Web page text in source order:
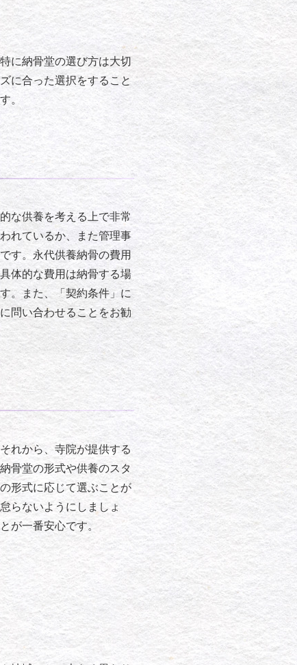
に納骨堂の選び方は大切
に合った選択をすること
。
な供養を考える上で非常
れているか、また管理事
す。永代供養納骨の費用
体的な費用は納骨する場
。また、「契約条件」に
問い合わせることをお勧
れから、寺院が提供する
骨堂の形式や供養のスタ
形式に応じて選ぶことが
らないようにしましょ
が一番安心です。